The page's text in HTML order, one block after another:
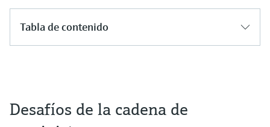
Tabla de contenido
Desafíos de la cadena de